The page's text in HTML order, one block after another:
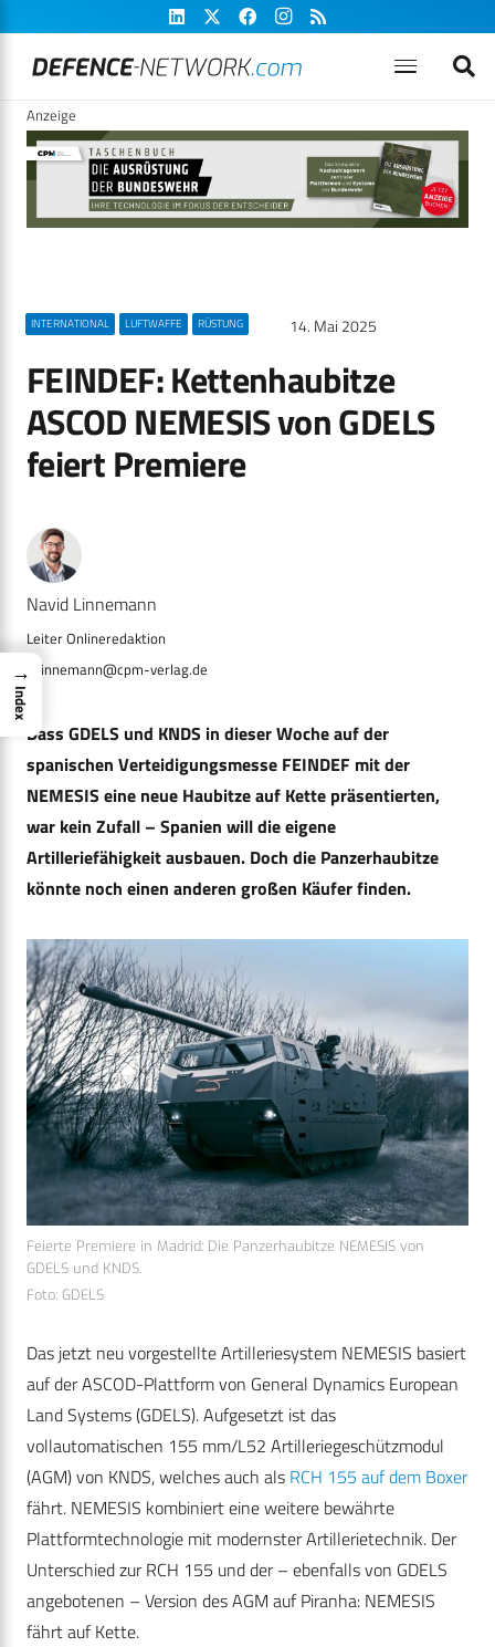
Anzeige
INTERNATIONAL LUFTWAFFE RÜSTUNG 14. Mai 2025
FEINDEF: Kettenhaubitze
ASCOD NEMESIS von GDELS
feiert Premiere
Navid Linnemann
n.linnemann@cpm-verlag.de
Dass GDELS und KNDS in dieser Woche auf der
spanischen Verteidigungsmesse FEINDEF mit der
NEMESIS eine neue Haubitze auf Kette präsentierten,
war kein Zufall – Spanien will die eigene
Artilleriefähigkeit ausbauen. Doch die Panzerhaubitze
könnte noch einen anderen großen Käufer finden.
Feierte Premiere in Madrid: Die Panzerhaubitze NEMESIS von
GDELS und KNDS.
Foto: GDELS
Das jetzt neu vorgestellte Artilleriesystem NEMESIS basiert
auf der ASCOD-Plattform von General Dynamics European
Land Systems (GDELS). Aufgesetzt ist das
vollautomatischen 155 mm/L52 Artilleriegeschützmodul
(AGM) von KNDS, welches auch als RCH 155 auf dem Boxer
fährt. NEMESIS kombiniert eine weitere bewährte
Plattformtechnologie mit modernster Artillerietechnik. Der
Unterschied zur RCH 155 und der – ebenfalls von GDELS
angebotenen – Version des AGM auf Piranha: NEMESIS
fährt auf Kette.
→
Index